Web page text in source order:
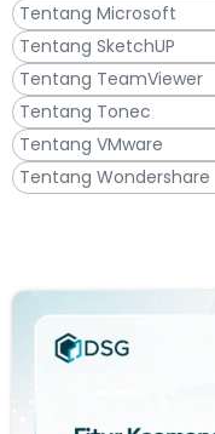
Tentang Microsoft
Tentang SketchUP
Tentang TeamViewer
Tentang Tonec
Tentang VMware
Tentang Wondershare